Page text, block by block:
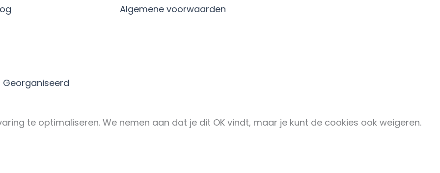
Algemene voorwaarden
Georganiseerd
te optimaliseren. We nemen aan dat je dit OK vindt, maar je kunt de cookies ook weigeren.